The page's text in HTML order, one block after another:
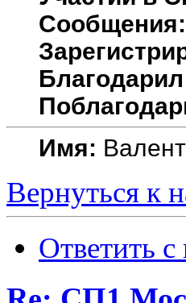
Сообщения:
Имя:
Вернуться к
Ответить с